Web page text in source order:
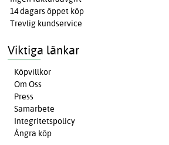
14 dagars öppet köp
Trevlig kundservice
Viktiga länkar
Köpvillkor
Om Oss
Press
Samarbete
Integritetspolicy
Ångra köp